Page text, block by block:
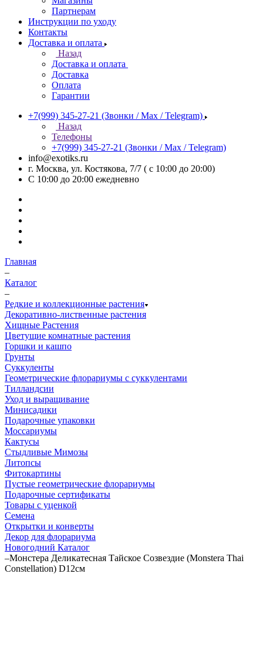
Партнерам
Инструкции по уходу
Контакты
Доставка и оплата
Назад
Доставка и оплата
Доставка
Оплата
Гарантии
+7(999) 345-27-21 (Звонки / Max / Telegram)
Назад
Телефоны
+7(999) 345-27-21 (Звонки / Max / Telegram)
info@exotiks.ru
г. Москва, ул. Костякова, 7/7 ( с 10:00 до 20:00)
С 10:00 до 20:00 ежедневно
Главная
–
Каталог
–
Редкие и коллекционные растения
Декоративно-лиственные растения
Хищные Растения
Цветущие комнатные растения
Горшки и кашпо
Грунты
Суккуленты
Геометрические флорариумы с суккулентами
Тилландсии
Уход и выращивание
Минисадики
Подарочные упаковки
Моссариумы
Кактусы
Стыдливые Мимозы
Литопсы
Фитокартины
Пустые геометрические флорариумы
Подарочные сертификаты
Товары с уценкой
Семена
Открытки и конверты
Декор для флорариума
Новогодний Каталог
–Монстера Деликатесная Тайское Созвездие (Monstera Thai
Constellation) D12см